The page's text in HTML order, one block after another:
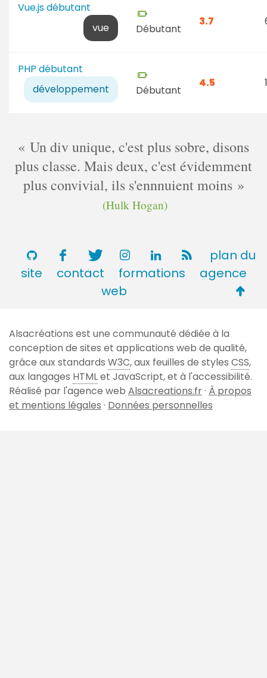
Vue.js débutant
vue
Débutant
3.7
PHP débutant
développement
Débutant
4.5
Un div unique, c'est plus sobre, disons
plus classe. Mais deux, c'est évidemment
plus convivial, ils s'ennnuient moins
(Hulk Hogan)
plan du
site
contact formations
agence
web
de
page
Alsacréations est une communauté dédiée à la
conception de sites et applications web de qualité,
grâce aux standards W3C, aux feuilles de styles CSS,
aux langages HTMLet JavaScript, et à l'accessibilité.
Réalisé par l'agence web Alsacreations.fr· À propos
et mentions légales · Données personnelles